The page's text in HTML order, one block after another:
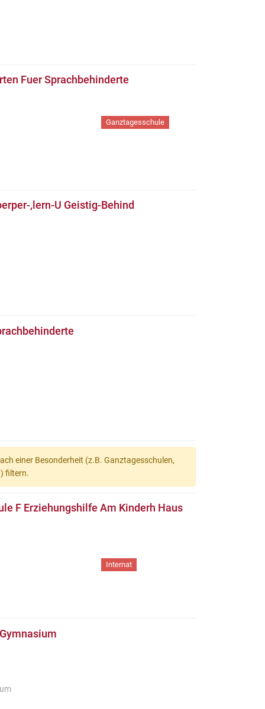
Fuer Sprachbehinderte
Ganztagesschule
,lern-U Geistig-Behind
einer Besonderheit (z.B. Ganztagesschulen,
filtern.
F Erziehungshilfe Am Kinderh Haus
Internat